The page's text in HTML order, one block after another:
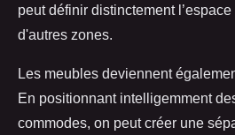
peut définir distinctement
d'autres zones.
Les meubles deviennent
En positionnant intelligemment
commodes, on peut créer une